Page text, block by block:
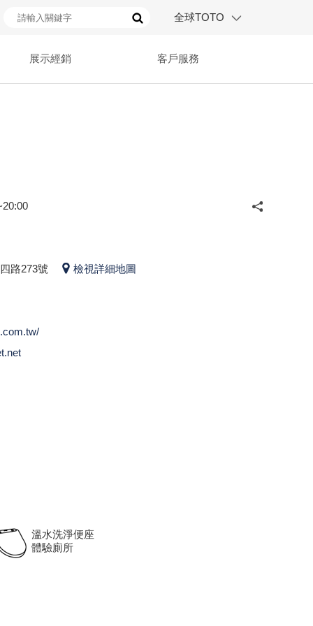
全球TOTO
展示經銷 客戶服務
路273號 檢視詳細地圖
溫水洗淨便座
體驗廁所